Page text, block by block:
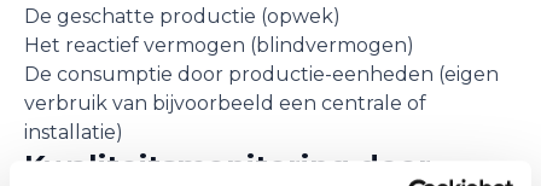
De geschatte productie (opwek)
Het reactief vermogen (blindvermogen)
De consumptie door productie-eenheden (eigen
verbruik van bijvoorbeeld een centrale of
installatie)
Kwaliteitsmonitoring door